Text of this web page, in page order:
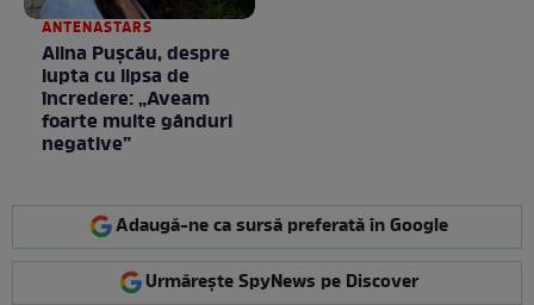
ANTENASTARS
Alina Pușcău, despre
lupta cu lipsa de
încredere: „Aveam
foarte multe gânduri
negative”
Adaugă-ne ca sursă preferată în Google
Urmărește SpyNews pe Discover